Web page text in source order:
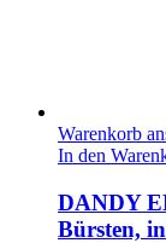
Warenkorb
In den
DANDY
Bürsten,